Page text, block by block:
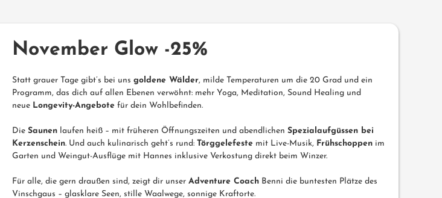
November Glow -25%
Statt grauer Tage gibt’s bei uns goldene Wälder, milde Temperaturen um die 20 Grad und ein
Programm, das dich auf allen Ebenen verwöhnt: mehr Yoga, Meditation, Sound Healing und
neue Longevity-Angebote für dein Wohlbefinden.
Die Saunen laufen heiß – mit früheren Öffnungszeiten und abendlichen Spezialaufgüssen bei
Kerzenschein. Und auch kulinarisch geht’s rund: Törggelefeste mit Live-Musik, Frühschoppen im
Garten und Weingut-Ausflüge mit Hannes inklusive Verkostung direkt beim Winzer.
Für alle, die gern draußen sind, zeigt dir unser Adventure Coach Benni die buntesten Plätze des
Vinschgaus – glasklare Seen, stille Waalwege, sonnige Kraftorte.